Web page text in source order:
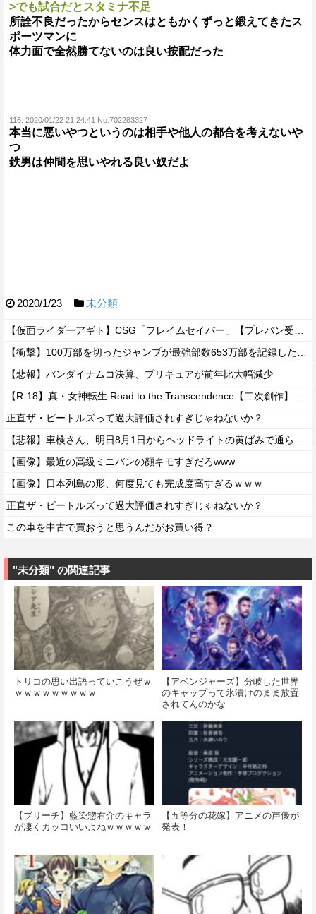
>でも試合だとスタミナ不足
所詮不良だったからセンスはともかくずっと鍛えてきたス
ポーツマンに
体力面で全然勝てないのは良い按配だった
116: 2020/01/22 21:24:41 No.702283327
本当に悪いやつというのは相手や他人の都合を考えないや
つ
鉄男は仲間を思いやれる良い奴だよ
2020/1/23 未分類
【悲報】バンダイナムコ決算、プリキュアが前年比大幅減少
正直ザ・ビートルズって過大評価されすぎじゃねないか？
【画像】最近の高級ミニバンの顔キモすぎだろwww
【画像】日本列島の形、何度見ても完成度高すぎるｗｗｗ
正直ザ・ビートルズって過大評価されすぎじゃねないか？
この車を中古で買おうと思うんだがお買い得？
"未分類" の関連記事
トリコの思い出語っていこうぜｗ
ｗｗｗｗｗｗｗｗｗ
【アベンジャーズ】分岐した世界
のキャップって氷漬けのまま放置
されてんのかな
【ブリーチ】藍染惣右介のキャラ
が凄くカッコいいよねｗｗｗｗｗ
【五等分の花嫁】アニメの声優が
発表！